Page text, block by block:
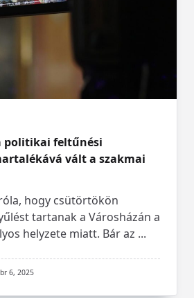
politikai feltűnési
vált a szakmai
hogy csütörtökön
tartanak a Városházán a
helyzete miatt. Bár az ...
6, 2025